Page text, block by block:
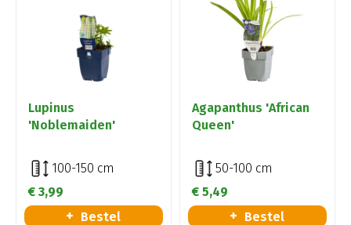
Lupinus
'Noblemaiden'
100-150 cm
€ 3,99
Bestel
Agapanthus 'African
Queen'
50-100 cm
€ 5,49
Bestel